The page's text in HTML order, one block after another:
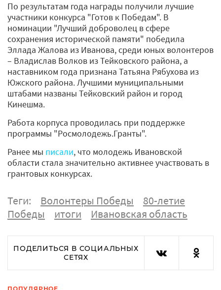
По результатам года награды получили лучшие
участники конкурса "Готов к Победам". В
номинации "Лучший доброволец в сфере
сохранения исторической памяти" победила
Эллада Жалова из Иванова, среди юных волонтеров
– Владислав Волков из Тейковского района, а
наставником года признана Татьяна Рябухова из
Южского района. Лучшими муниципальными
штабами названы Тейковский район и город
Кинешма.
Работа корпуса проводилась при поддержке
программы "Росмолодежь.Гранты".
Ранее мы писали, что молодежь Ивановской
области стала значительно активнее участвовать в
грантовых конкурсах.
Теги: Волонтеры Победы
80-летие
Победы
итоги Ивановская область
ПОДЕЛИТЬСЯ В СОЦИАЛЬНЫХ
СЕТЯХ